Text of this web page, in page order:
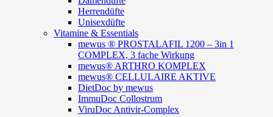
Herrendüfte
Unisexdüfte
Vitamine & Essentials
mewus ® PROSTALAFIL 1200 – 3in 1
COMPLEX, 3 fache Wirkung
mewus® ARTHRO KOMPLEX
mewus® CELLULAIRE AKTIVE
DietDoc by mewus
ImmuDoc Collostrum
ViruDoc Antivir-Complex